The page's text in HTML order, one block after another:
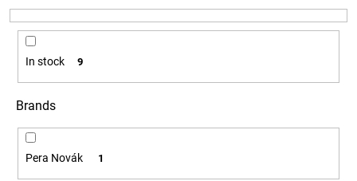
g
In stock 9
Brands
Pera Novák 1